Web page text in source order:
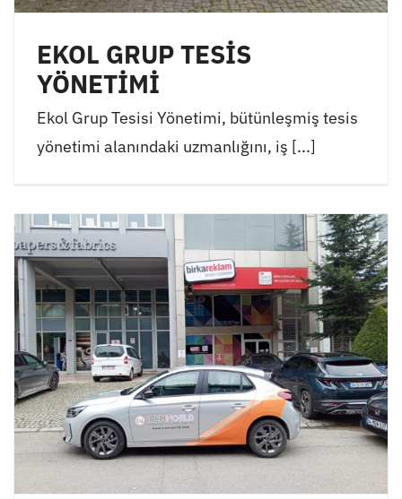
EKOL GRUP TESİS
YÖNETİMİ
Ekol Grup Tesisi Yönetimi, bütünleşmiş tesis
yönetimi alanındaki uzmanlığını, iş [...]